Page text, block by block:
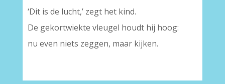
‘Dit is de lucht,’ zegt het kind.
De gekortwiekte vleugel houdt hij hoog:
nu even niets zeggen, maar kijken.